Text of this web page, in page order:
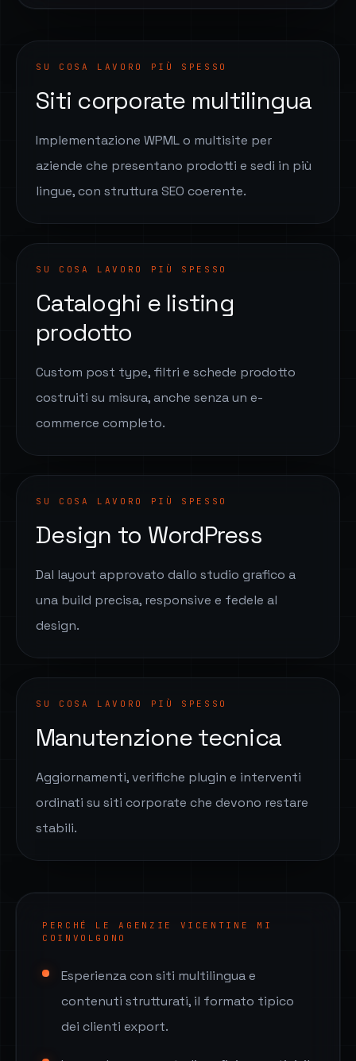
SU COSA LAVORO PIÙ SPESSO
Siti corporate multilingua
Implementazione WPML o multisite per
aziende che presentano prodotti e sedi in più
lingue, con struttura SEO coerente.
SU COSA LAVORO PIÙ SPESSO
Cataloghi e listing
prodotto
Custom post type, filtri e schede prodotto
costruiti su misura, anche senza un e-
commerce completo.
SU COSA LAVORO PIÙ SPESSO
Design to WordPress
Dal layout approvato dallo studio grafico a
una build precisa, responsive e fedele al
design.
SU COSA LAVORO PIÙ SPESSO
Manutenzione tecnica
Aggiornamenti, verifiche plugin e interventi
ordinati su siti corporate che devono restare
stabili.
PERCHÉ LE AGENZIE VICENTINE MI
COINVOLGONO
Esperienza con siti multilingua e
contenuti strutturati, il formato tipico
dei clienti export.